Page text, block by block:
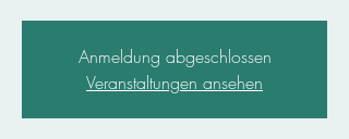
Anmeldung abgeschlossen
Veranstaltungen ansehen